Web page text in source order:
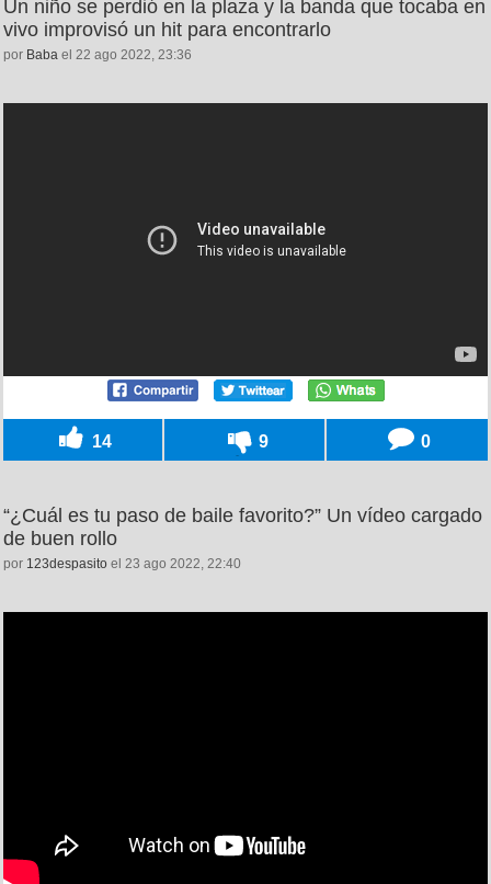
Un niño se perdió en la plaza y la banda que tocaba en
vivo improvisó un hit para encontrarlo
por Baba el 22 ago 2022, 23:36
14 9 0
“¿Cuál es tu paso de baile favorito?” Un vídeo cargado
de buen rollo
por 123despasito el 23 ago 2022, 22:40